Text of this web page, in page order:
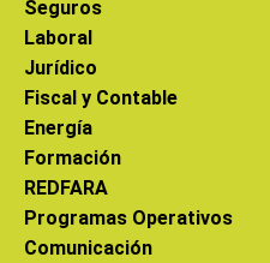
Seguros
Laboral
Jurídico
Fiscal y Contable
Energía
Formación
REDFARA
Programas Operativos
Comunicación